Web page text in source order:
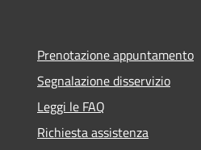
Prenotazione appuntamento
Segnalazione disservizio
Leggi le FAQ
Richiesta assistenza